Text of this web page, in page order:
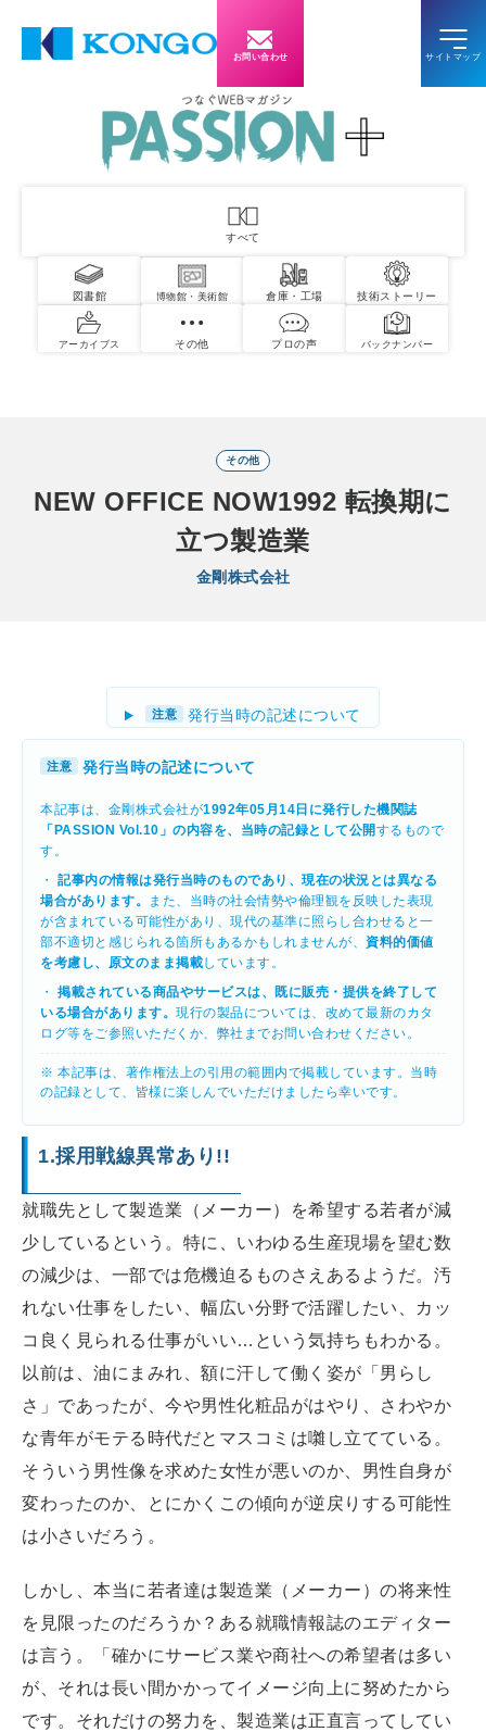
お問い合わせ
すべて
図書館 博物館・美術館 倉庫・工場 技術ストーリー
アーカイブス その他 プロの声 バックナンバー
その他
NEW OFFICE NOW1992 転換期に
立つ製造業
金剛株式会社
注意 発行当時の記述について
注意 発行当時の記述について
本記事は、金剛株式会社が1992年05月14日に発行した機関誌
「PASSION Vol.10」の内容を、当時の記録として公開するもので
す。
・ 記事内の情報は発行当時のものであり、現在の状況とは異なる
場合があります。
また、当時の社会情勢や倫理観を反映した表現
が含まれている可能性があり、現代の基準に照らし合わせると一
部不適切と感じられる箇所もあるかもしれませんが、 資料的価値
を考慮し、原文のまま掲載しています。
・ 掲載されている商品やサービスは、既に販売・提供を終了して
いる場合があります。 現行の製品については、改めて最新のカタ
ログ等をご参照いただくか、弊社までお問い合わせください。
※ 本記事は、著作権法上の引用の範囲内で掲載しています。当時
の記録として、皆様に楽しんでいただけましたら幸いです。
1.採用戦線異常あり!!
就職先として製造業（メーカー）を希望する若者が減
少しているという。特に、いわゆる生産現場を望む数
の減少は、一部では危機迫るものさえあるようだ。汚
れない仕事をしたい、幅広い分野で活躍したい、カッ
コ良く見られる仕事がいい…という気持ちもわかる。
以前は、油にまみれ、額に汗して働く姿が「男らし
さ」であったが、今や男性化粧品がはやり、さわやか
な青年がモテる時代だとマスコミは囃し立てている。
そういう男性像を求めた女性が悪いのか、男性自身が
変わったのか、とにかくこの傾向が逆戻りする可能性
は小さいだろう。
しかし、本当に若者達は製造業（メーカー）の将来性
を見限ったのだろうか？ある就職情報誌のエディター
は言う。「確かにサービス業や商社への希望者は多い
が、それは長い間かかってイメージ向上に努めたから
です。それだけの努力を、製造業は正直言ってしてい